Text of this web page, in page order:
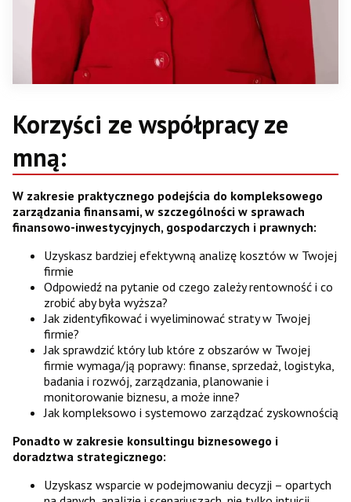
Korzyści ze współpracy ze
mną:
W zakresie praktycznego podejścia do kompleksowego
zarządzania finansami, w szczególności w sprawach
finansowo-inwestycyjnych, gospodarczych i prawnych:
Uzyskasz bardziej efektywną analizę kosztów w Twojej
firmie
Odpowiedź na pytanie od czego zależy rentowność i co
zrobić aby była wyższa?
Jak zidentyfikować i wyeliminować straty w Twojej
firmie?
Jak sprawdzić który lub które z obszarów w Twojej
firmie wymaga/ją poprawy: finanse, sprzedaż, logistyka,
badania i rozwój, zarządzania, planowanie i
monitorowanie biznesu, a może inne?
Jak kompleksowo i systemowo zarządzać zyskownością
Ponadto w zakresie konsultingu biznesowego i
doradztwa strategicznego:
Uzyskasz wsparcie w podejmowaniu decyzji – opartych